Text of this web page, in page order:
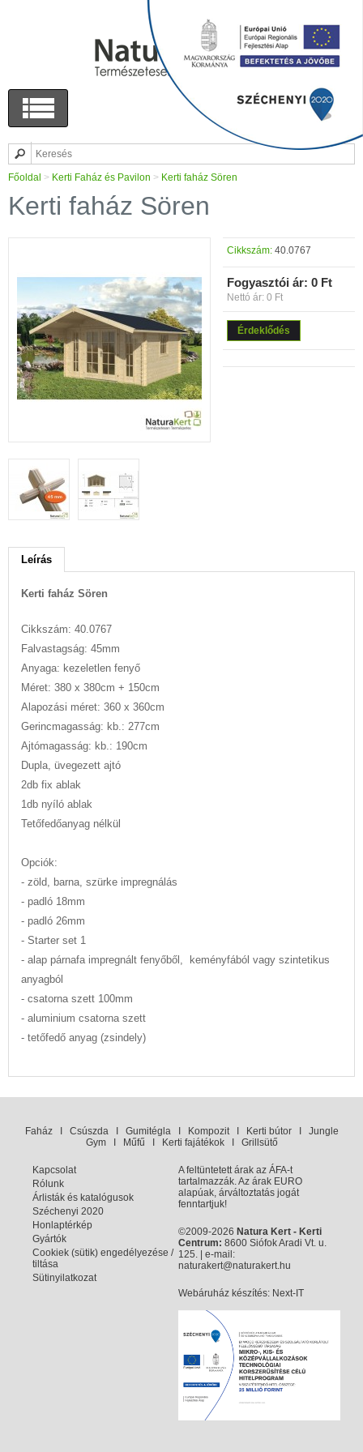
Főoldal > Kerti Faház és Pavilon > Kerti faház Sören
Kerti faház Sören
Cikkszám: 40.0767
Fogyasztói ár: 0 Ft
Nettó ár: 0 Ft
Érdeklődés
Leírás
Kerti faház Sören
Cikkszám: 40.0767
Falvastagság: 45mm
Anyaga: kezeletlen fenyő
Méret: 380 x 380cm + 150cm
Alapozási méret: 360 x 360cm
Gerincmagasság: kb.: 277cm
Ajtómagasság: kb.: 190cm
Dupla, üvegezett ajtó
2db fix ablak
1db nyíló ablak
Tetőfedőanyag nélkül
Opciók:
- zöld, barna, szürke impregnálás
- padló 18mm
- padló 26mm
- Starter set 1
- alap párnafa impregnált fenyőből, keményfából vagy szintetikus
anyagból
- csatorna szett 100mm
- aluminium csatorna szett
- tetőfedő anyag (zsindely)
FaházI CsúszdaI GumitéglaI KompozitI Kerti bútorI Jungle
GymI Műfű Kerti fajátékokI Grillsütő
Kapcsolat
Rólunk
Árlisták és katalógusok
Széchenyi 2020
Honlaptérkép
Gyártók
Cookiek (sütik) engedélyezése /
tiltása
Sütinyilatkozat
A feltüntetett árak az ÁFA-t
tartalmazzák. Az árak EURO
alapúak, árváltoztatás jogát
fenntartjuk!
©2009-2026 Natura Kert - Kerti
Centrum: 8600 Siófok Aradi Vt. u.
125. | e-mail:
naturakert@naturakert.hu
Webáruház készítés: Next-IT